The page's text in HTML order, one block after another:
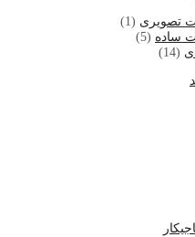
تصویری (1)
ساده (5)
(14)